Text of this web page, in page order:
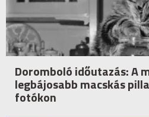
Doromboló időutazás: A
legbájosabb macskás
fotókon